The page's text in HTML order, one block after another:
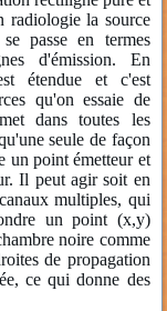
radiologie la source
passe en termes
d'émission. En
étendue et c'est
qu'on essaie de
dans toutes les
seule de façon
un point émetteur et
Il peut agir soit en
multiples, qui
un point (x,y)
noire comme
de propagation
ce qui donne des